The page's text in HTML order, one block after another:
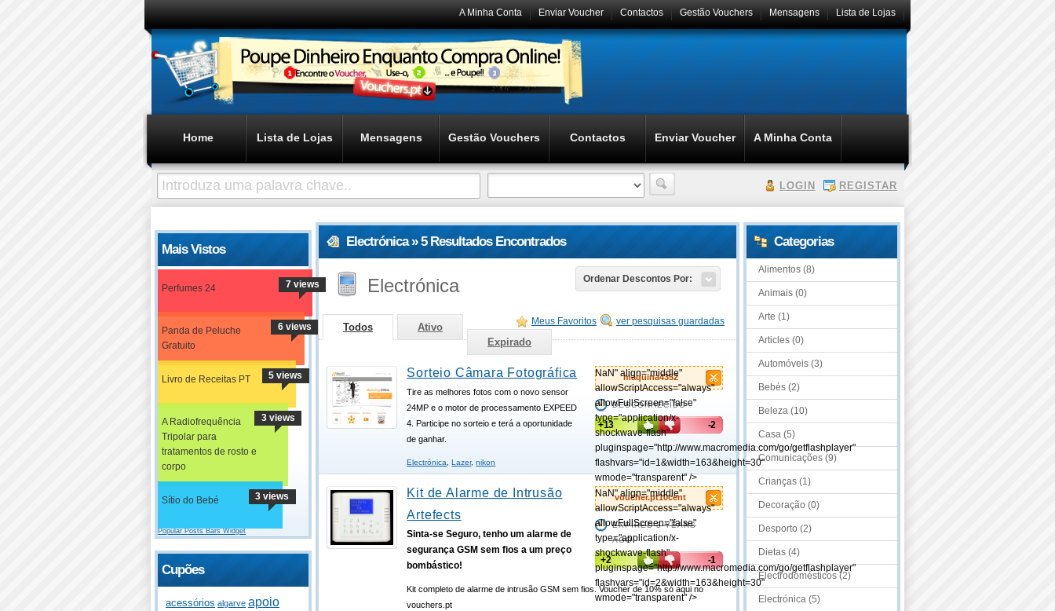
Lista de Lojas
Mensagens
Gestão Vouchers
Contactos
Enviar Voucher
A Minha Conta
Home Lista de Lojas Mensagens Gestão Vouchers Contactos Enviar Voucher A Minha Conta
LOGIN REGISTAR
Mais Vistos
Perfumes 24 7 views
Panda de Peluche
Gratuito
6 views
Livro de Receitas PT 5 views
A Radiofrequência
Tripolar para
tratamentos de rosto e
corpo
3 views
Sítio do Bebé 3 views
Popular Posts Bars Widget
Cupões
acessórios algarve apoio
Electrónica » 5 Resultados Encontrados
Ordenar Descontos Por:
Electrónica
ver pesquisas guardadas
Meus Favoritos
Todos
Ativo
Expirado
maquina4352
NaN" align="middle"
allowScriptAccess="always"
allowFullScreen="false"
type="application/x-
shockwave-flash"
pluginspage="http://www.macromedia.com/go/getflashplayer"
flashvars="id=1&width=163&height=30"
wmode="transparent" />
DESCONHECIDO
+13 -2
Sorteio Câmara Fotográfica
Tire as melhores fotos com o novo sensor
24MP e o motor de processamento EXPEED
4. Participe no sorteio e terá a oportunidade
de ganhar.
Electrónica, Lazer,nikon
voucher.pt10cent
NaN" align="middle"
allowScriptAccess="always"
allowFullScreen="false"
type="application/x-
shockwave-flash"
pluginspage="http://www.macromedia.com/go/getflashplayer"
flashvars="id=2&width=163&height=30"
wmode="transparent" />
EXPIRED 3 YEARS
AGO
+2 -1
Kit de Alarme de Intrusão
Artefects
Sinta-se Seguro, tenho um alarme de
segurança GSM sem fios a um preço
bombástico!
Kit completo de alarme de intrusão GSM sem fios. Voucher de 10% só aqui no
vouchers.pt
Categorias
Alimentos (8)
Animais (0)
Arte (1)
Articles (0)
Automóveis (3)
Bebés (2)
Beleza (10)
Casa (5)
Comunicações (9)
Crianças (1)
Decoração (0)
Desporto (2)
Dietas (4)
Electrodomésticos (2)
Electrónica (5)